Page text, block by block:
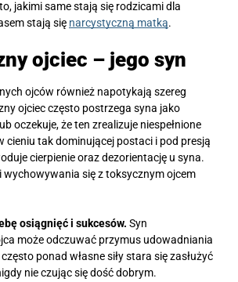
jakimi same stają się rodzicami dla
stają się narcystyczną matką.
ojciec – jego syn
ojców również napotykają szereg
ojciec często postrzega syna jako
oczekuje, że ten zrealizuje niespełnione
cieniu tak dominującej postaci i pod presją
cierpienie oraz dezorientację u syna.
wychowywania się z toksycznym ojcem
osiągnięć i sukcesów. Syn
może odczuwać przymus udowadniania
ponad własne siły stara się zasłużyć
nie czując się dość dobrym.